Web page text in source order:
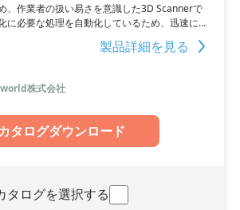
、作業者の扱い易さを意識した3D Scannerで
に必要な処理を自動化しているため、迅速に撮
。作業の精度アップはもちろん、効率化にも寄
製品詳細を見る
株式会社
カタログダウンロード
タログを選択する